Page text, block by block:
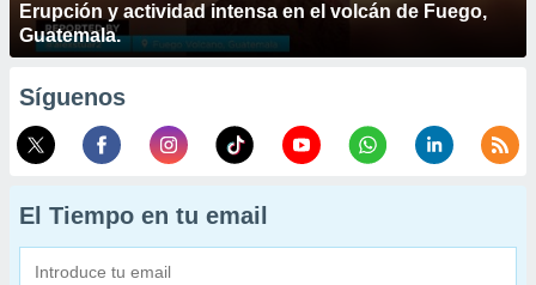
Erupción y actividad intensa en el volcán de Fuego,
Guatemala.
Síguenos
El Tiempo en tu email